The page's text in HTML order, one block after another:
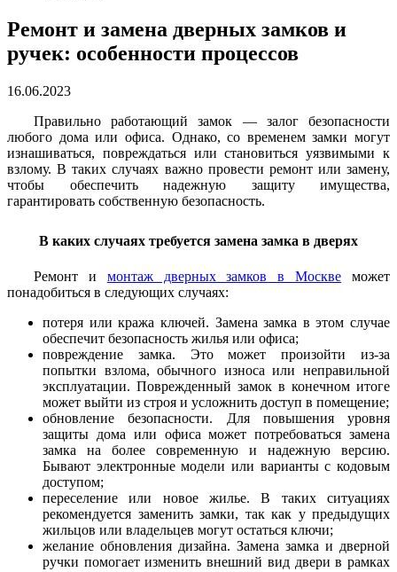
Ремонт и замена дверных замков и
ручек: особенности процессов
16.06.2023
Правильно работающий замок — залог безопасности
любого дома или офиса. Однако, со временем замки могут
изнашиваться, повреждаться или становиться уязвимыми к
взлому. В таких случаях важно провести ремонт или замену,
чтобы обеспечить надежную защиту имущества,
гарантировать собственную безопасность.
В каких случаях требуется замена замка в дверях
Ремонт и монтаж дверных замков в Москве может
понадобиться в следующих случаях:
потеря или кража ключей. Замена замка в этом случае
обеспечит безопасность жилья или офиса;
повреждение замка. Это может произойти из-за
попытки взлома, обычного износа или неправильной
эксплуатации. Поврежденный замок в конечном итоге
может выйти из строя и усложнить доступ в помещение;
обновление безопасности. Для повышения уровня
защиты дома или офиса может потребоваться замена
замка на более современную и надежную версию.
Бывают электронные модели или варианты с кодовым
доступом;
переселение или новое жилье. В таких ситуациях
рекомендуется заменить замки, так как у предыдущих
жильцов или владельцев могут остаться ключи;
желание обновления дизайна. Замена замка и дверной
ручки помогает изменить внешний вид двери в рамках